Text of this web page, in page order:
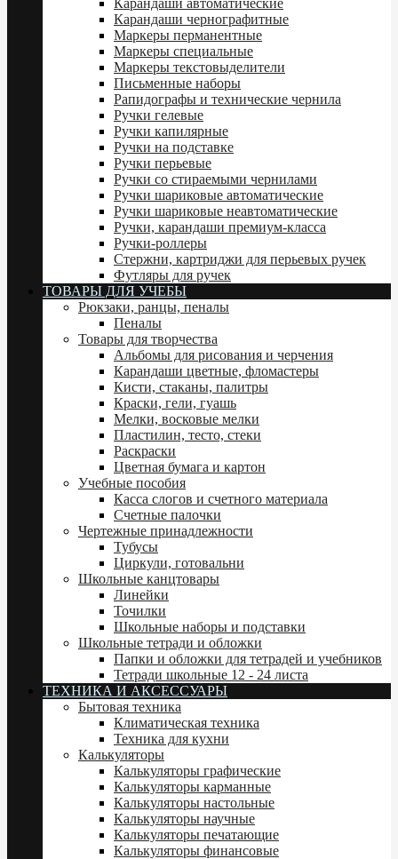
Карандаши чернографитные
Маркеры перманентные
Маркеры специальные
Маркеры текстовыделители
Письменные наборы
Рапидографы и технические чернила
Ручки гелевые
Ручки капилярные
Ручки на подставке
Ручки перьевые
Ручки со стираемыми чернилами
Ручки шариковые автоматические
Ручки шариковые неавтоматические
Ручки, карандаши премиум-класса
Ручки-роллеры
Стержни, картриджи для перьевых ручек
Футляры для ручек
ТОВАРЫ ДЛЯ УЧЕБЫ
Рюкзаки, ранцы, пеналы
Пеналы
Товары для творчества
Альбомы для рисования и черчения
Карандаши цветные, фломастеры
Кисти, стаканы, палитры
Краски, гели, гуашь
Мелки, восковые мелки
Пластилин, тесто, стеки
Раскраски
Цветная бумага и картон
Учебные пособия
Касса слогов и счетного материала
Счетные палочки
Чертежные принадлежности
Тубусы
Циркули, готовальни
Школьные канцтовары
Линейки
Точилки
Школьные наборы и подставки
Школьные тетради и обложки
Папки и обложки для тетрадей и учебников
Тетради школьные 12 - 24 листа
ТЕХНИКА И АКСЕССУАРЫ
Бытовая техника
Климатическая техника
Техника для кухни
Калькуляторы
Калькуляторы графические
Калькуляторы карманные
Калькуляторы настольные
Калькуляторы научные
Калькуляторы печатающие
Калькуляторы финансовые